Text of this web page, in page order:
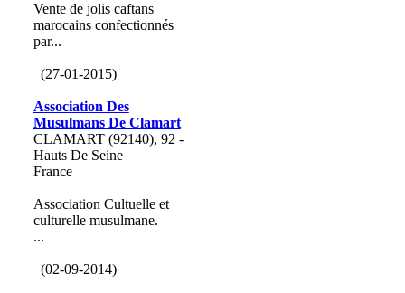
Vente de jolis caftans
marocains confectionnés
par...
(27-01-2015)
Association Des
Musulmans De Clamart
CLAMART (92140), 92 -
Hauts De Seine
France
Association Cultuelle et
culturelle musulmane.
...
(02-09-2014)